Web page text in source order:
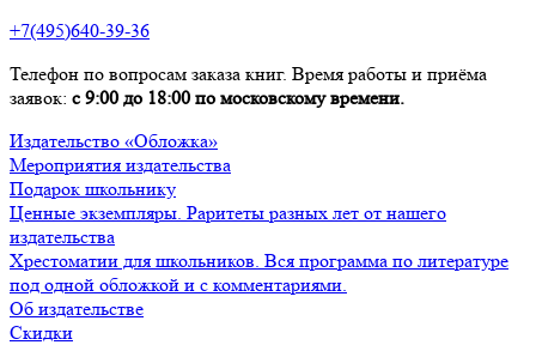
+7(495)640-39-36
Телефон по вопросам заказа книг. Время работы и приёма
заявок: с 9:00 до 18:00 по московскому времени.
Издательство «Обложка»
Мероприятия издательства
Подарок школьнику
Ценные экземпляры. Раритеты разных лет от нашего
издательства
Хрестоматии для школьников. Вся программа по литературе
под одной обложкой и с комментариями.
Об издательстве
Скидки